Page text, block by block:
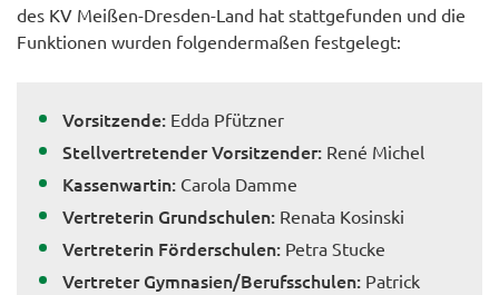
des KV Meißen-Dresden-Land hat stattgefunden und die
Funktionen wurden folgendermaßen festgelegt:
Vorsitzende:Edda Pfützner
Stellvertretender Vorsitzender:René Michel
Kassenwartin:Carola Damme
Vertreterin Grundschulen:Renata Kosinski
Vertreterin Förderschulen:Petra Stucke
Vertreter Gymnasien/Berufsschulen:Patrick